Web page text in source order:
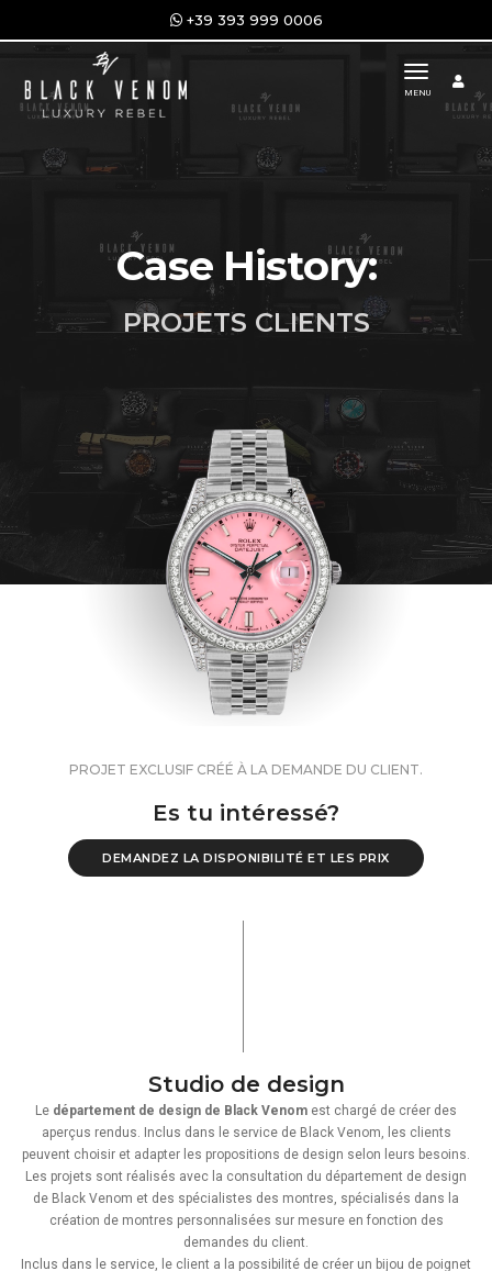
+39 393 999 0006
toggle
MENU
Case History:
PROJETS CLIENTS
PROJET EXCLUSIF CRÉÉ À LA DEMANDE DU CLIENT.
Es tu intéressé?
DEMANDEZ LA DISPONIBILITÉ ET LES PRIX
Studio de design
Le département de design de Black Venom est chargé de créer des
aperçus rendus. Inclus dans le service de Black Venom, les clients
peuvent choisir et adapter les propositions de design selon leurs besoins.
Les projets sont réalisés avec la consultation du département de design
de Black Venom et des spécialistes des montres, spécialisés dans la
création de montres personnalisées sur mesure en fonction des
demandes du client.
Inclus dans le service, le client a la possibilité de créer un bijou de poignet